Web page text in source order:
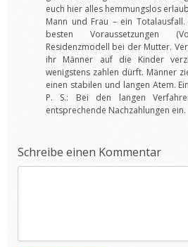
euch hier alles hemmungslos
Mann und Frau – ein
besten Voraussetzungen
Residenzmodell bei der Mutter.
ihr Männer auf die Kinder
wenigstens zahlen dürft. Männer
einen stabilen und langen Atem.
P. S.: Bei den langen
entsprechende Nachzahlungen ein.
Schreibe einen Kommentar